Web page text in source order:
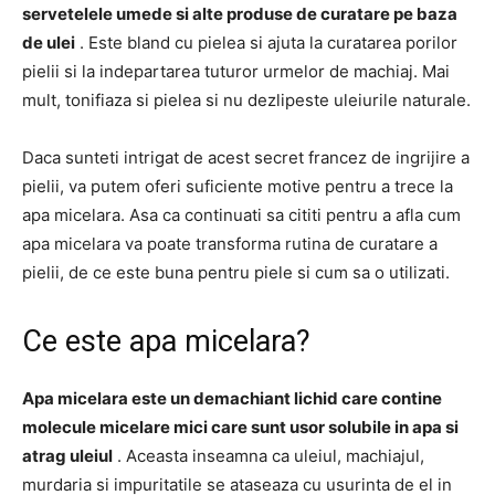
servetelele umede si alte produse de curatare pe baza
de ulei . Este bland cu pielea si ajuta la curatarea porilor
pielii si la indepartarea tuturor urmelor de machiaj. Mai
mult, tonifiaza si pielea si nu dezlipeste uleiurile naturale.
Daca sunteti intrigat de acest secret francez de ingrijire a
pielii, va putem oferi suficiente motive pentru a trece la
apa micelara. Asa ca continuati sa cititi pentru a afla cum
apa micelara va poate transforma rutina de curatare a
pielii, de ce este buna pentru piele si cum sa o utilizati.
Ce este apa micelara?
Apa micelara este un demachiant lichid care contine
molecule micelare mici care sunt usor solubile in apa si
atrag uleiul . Aceasta inseamna ca uleiul, machiajul,
murdaria si impuritatile se ataseaza cu usurinta de el in